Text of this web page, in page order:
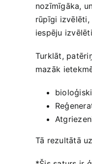
nozīmīgāka,
rūpīgi izvēlēti,
iespēju‌
Turklāt,
mazāk⁤
Tā‍ rezultātā